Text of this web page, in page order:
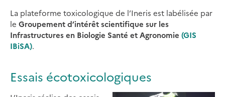
La plateforme toxicologique de l’Ineris est labélisée par
le Groupement d’intérêt scientifique sur les
Infrastructures en Biologie Santé et Agronomie (GIS
IBiSA).
Essais écotoxicologiques